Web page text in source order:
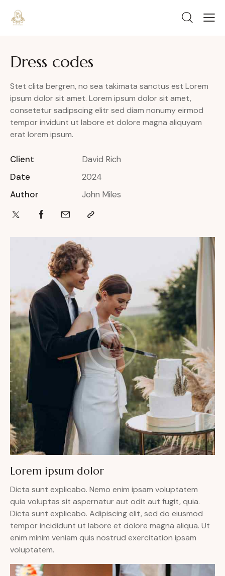
Dress codes
Lorem ipsum dolor
Dicta sunt explicabo. Nemo enim ipsam voluptatem
quia voluptas sit aspernatur aut odit aut fugit, quia.
Dicta sunt explicabo. Adipiscing elit, sed do eiusmod
tempor incididunt ut labore et dolore magna aliqua. Ut
enim minim veniam quis nostrud exercitation ipsam
voluptatem.
Stet clita bergren, no sea takimata sanctus est Lorem
ipsum dolor sit amet. Lorem ipsum dolor sit amet,
consetetur sadipscing elitr sed diam nonumy eirmod
tempor invidunt ut labore et dolore magna aliquyam
erat lorem ipsum.
Client
David Rich
Date
2024
Author
John Miles